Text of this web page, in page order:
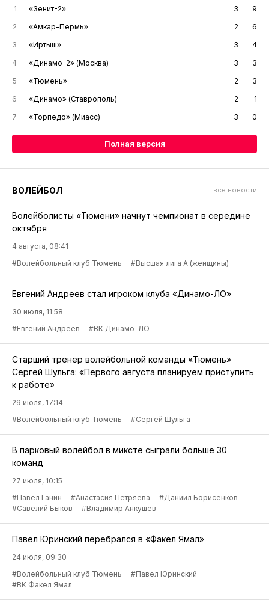
1 «Зенит-2» 3
9
2
«Амкар-Пермь» 2
6
3
«Иртыш» 3
4
4
«Динамо-2» (Москва) 3
3
5
«Тюмень» 2
3
6
«Динамо» (Ставрополь) 2
1
7
«Торпедо» (Миасс) 3 0
Полная версия
ВОЛЕЙБОЛ все новости
Волейболисты «Тюмени» начнут чемпионат в середине
октября
4 августа, 08:41
#Волейбольный клуб Тюмень
#Высшая лига А (женщины)
Евгений Андреев стал игроком клуба «Динамо-ЛО»
30 июля, 11:58
#Евгений Андреев
#ВК Динамо-ЛО
Старший тренер волейбольной команды «Тюмень»
Сергей Шульга: «Первого августа планируем приступить
к работе»
29 июля, 17:14
#Волейбольный клуб Тюмень
#Сергей Шульга
В парковый волейбол в миксте сыграли больше 30
команд
27 июля, 10:15
#Павел Ганин
#Анастасия Петряева
#Даниил Борисенков
#Савелий Быков
#Владимир Анкушев
Павел Юринский перебрался в «Факел Ямал»
24 июля, 09:30
#Волейбольный клуб Тюмень
#Павел Юринский
#ВК Факел Ямал